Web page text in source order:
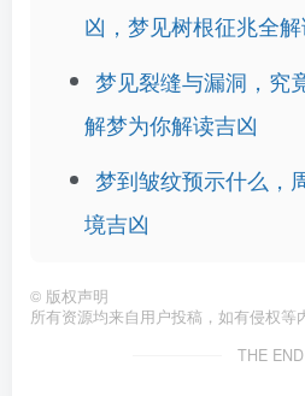
凶，梦见树根征兆全
梦见裂缝与漏洞，究
解梦为你解读吉凶
梦到皱纹预示什么，
境吉凶
© 版权声明
所有资源均来自用户投稿，如有侵权等
THE END